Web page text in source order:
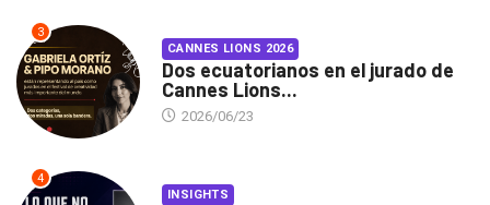
3
CANNES LIONS 2026
Dos ecuatorianos en el jurado de
Cannes Lions...
2026/06/23
4
INSIGHTS